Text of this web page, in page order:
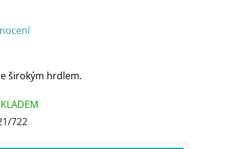
širokým hrdlem.
722